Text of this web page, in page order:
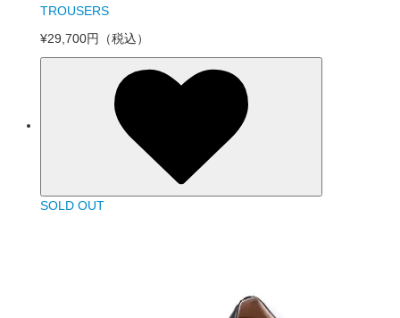
TROUSERS
¥29,700円 （税込）
SOLD OUT